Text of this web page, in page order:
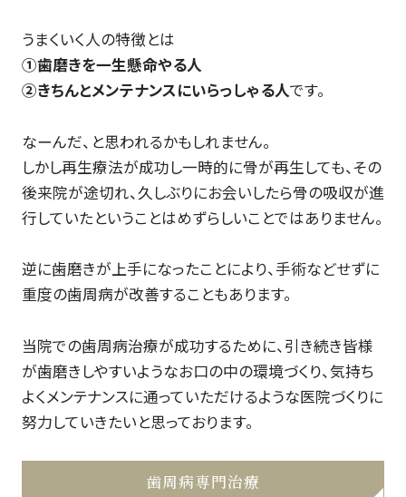
うまくいく人の特徴とは
①歯磨きを一生懸命やる人
②きちんとメンテナンスにいらっしゃる人です。
なーんだ、と思われるかもしれません。
しかし再生療法が成功し一時的に骨が再生しても、その
後来院が途切れ、久しぶりにお会いしたら骨の吸収が進
行していたということはめずらしいことではありません。
逆に歯磨きが上手になったことにより、手術などせずに
重度の歯周病が改善することもあります。
当院での歯周病治療が成功するために、引き続き皆様
が歯磨きしやすいようなお口の中の環境づくり、気持ち
よくメンテナンスに通っていただけるような医院づくりに
努力していきたいと思っております。
歯周病専門治療